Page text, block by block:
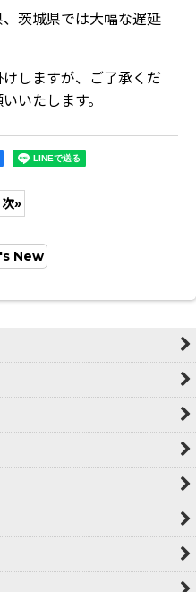
茨城県では大幅な遅延
しますが、ご了承くだ
いたします。
次»
New